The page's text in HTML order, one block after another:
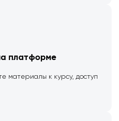
платформе
материалы к курсу, доступ